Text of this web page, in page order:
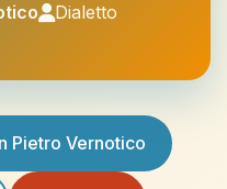
Dialetto
Pietro Vernotico